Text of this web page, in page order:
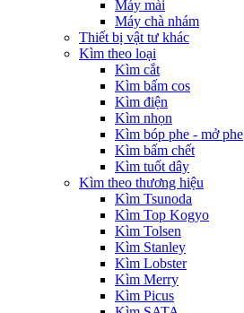
Máy mài
Máy chà nhám
Thiết bị vật tư khác
Kìm theo loại
Kìm cắt
Kìm bấm cos
Kìm điện
Kìm nhọn
Kìm bóp phe - mở phe
Kìm bấm chết
Kìm tuốt dây
Kìm theo thương hiệu
Kìm Tsunoda
Kìm Top Kogyo
Kìm Tolsen
Kìm Stanley
Kìm Lobster
Kìm Merry
Kìm Picus